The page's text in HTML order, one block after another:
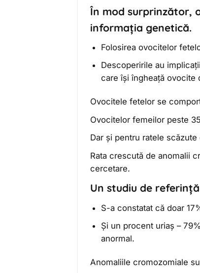
În mod surprinzător,
informația genetică.
Folosirea ovocitelor
Descoperirile au
care își îngheață ovocite
Ovocitele fetelor se
Ovocitelor femeilor peste
Dar și pentru ratele
Rata crescută de anomalii
cercetare.
Un studiu de
S-a constatat că doar
Și un procent uriaș –
anormal.
Anomaliile cromozomiale